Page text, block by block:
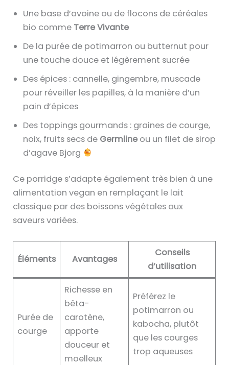
Une base d’avoine ou de flocons de céréales
bio comme Terre Vivante
De la purée de potimarron ou butternut pour
une touche douce et légèrement sucrée
Des épices : cannelle, gingembre, muscade
pour réveiller les papilles, à la manière d’un
pain d’épices
Des toppings gourmands : graines de courge,
noix, fruits secs de Germline ou un filet de sirop
d’agave Bjorg
Ce porridge s’adapte également très bien à une
alimentation vegan en remplaçant le lait
classique par des boissons végétales aux
saveurs variées.
Éléments Avantages
Conseils
d’utilisation
Purée de
courge
Richesse en
bêta-
carotène,
apporte
douceur et
moelleux
Préférez le
potimarron ou
kabocha, plutôt
que les courges
trop aqueuses